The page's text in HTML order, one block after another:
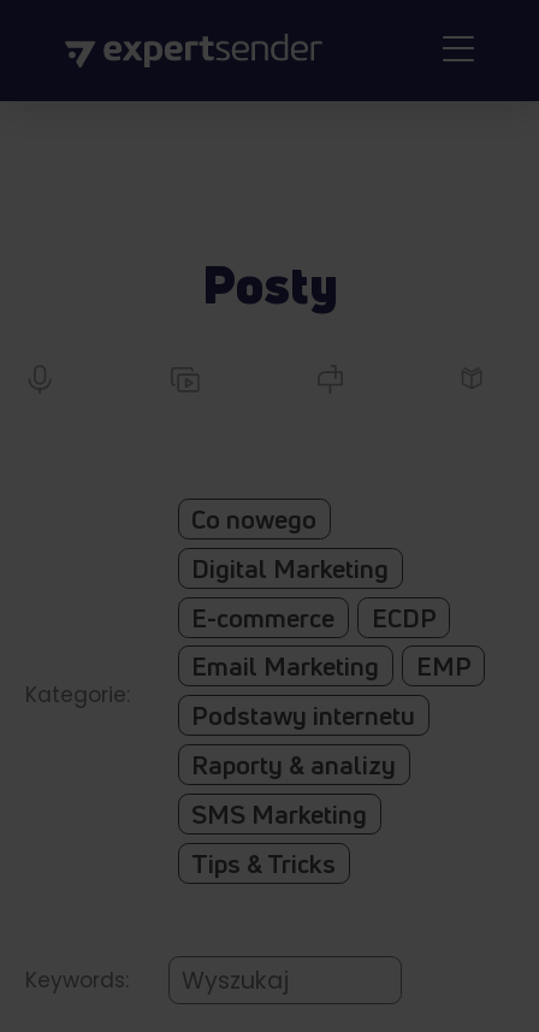
Posty
Kategorie:
Co nowego
Digital Marketing
E-commerce
ECDP
Email Marketing
EMP
Podstawy internetu
Raporty & analizy
SMS Marketing
Tips & Tricks
Keywords: